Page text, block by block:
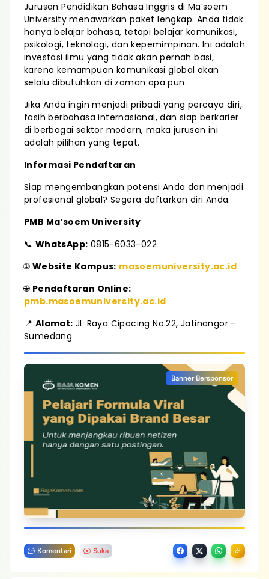
Jurusan Pendidikan Bahasa Inggris di Ma’soem
University menawarkan paket lengkap. Anda tidak
hanya belajar bahasa, tetapi belajar komunikasi,
psikologi, teknologi, dan kepemimpinan. Ini adalah
investasi ilmu yang tidak akan pernah basi,
karena kemampuan komunikasi global akan
selalu dibutuhkan di zaman apa pun.
Jika Anda ingin menjadi pribadi yang percaya diri,
fasih berbahasa internasional, dan siap berkarier
di berbagai sektor modern, maka jurusan ini
adalah pilihan yang tepat.
Informasi Pendaftaran
Siap mengembangkan potensi Anda dan menjadi
profesional global? Segera daftarkan diri Anda.
PMB Ma’soem University
📞 WhatsApp: 0815-6033-022
🌐 Website Kampus: masoemuniversity.ac.id
🌐 Pendaftaran Online:
pmb.masoemuniversity.ac.id
📍 Alamat: Jl. Raya Cipacing No.22, Jatinangor –
Sumedang
Banner Bersponsor
Komentari Suka